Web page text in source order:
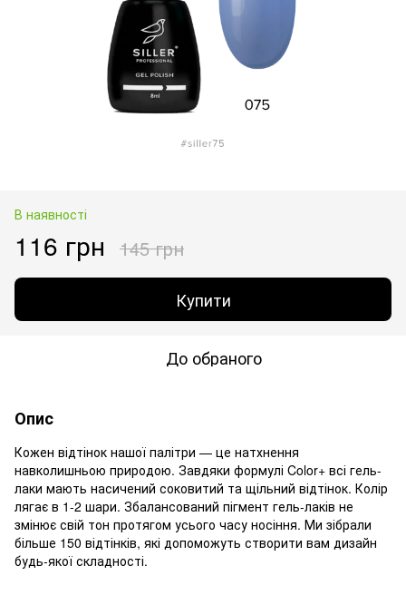
В наявності
116 грн 145 грн
Купити
До обраного
Опис
Кожен відтінок нашої палітри — це натхнення
навколишньою природою. Завдяки формулі Color+ всі гель-
лаки мають насичений соковитий та щільний відтінок. Колір
лягає в 1-2 шари. Збалансований пігмент гель-лаків не
змінює свій тон протягом усього часу носіння. Ми зібрали
більше 150 відтінків, які допоможуть створити вам дизайн
будь-якої складності.